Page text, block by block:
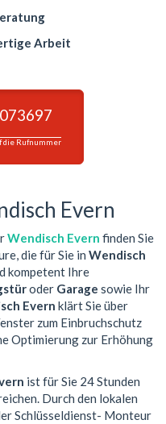
Arbeit
die Rufnummer
Evern
Wendisch Evern finden Sie
die für Sie in Wendisch
kompetent Ihre
oder Garage sowie Ihr
Evern klärt Sie über
zum Einbruchschutz
Optimierung zur Erhöhung
ist für Sie 24 Stunden
Durch den lokalen
Schlüsseldienst- Monteur